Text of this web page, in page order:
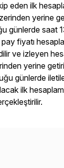
eden ilk
yerine
günlerde saat
fiyatı
ve izleyen
yerine
günlerde
ilk